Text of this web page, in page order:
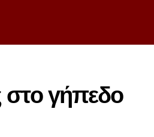
στο γήπεδο